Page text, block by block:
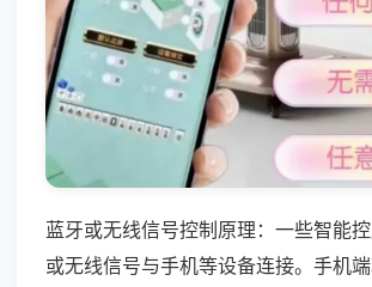
蓝牙或无线信号控制原理：一些智能
或无线信号与手机等设备连接。手机